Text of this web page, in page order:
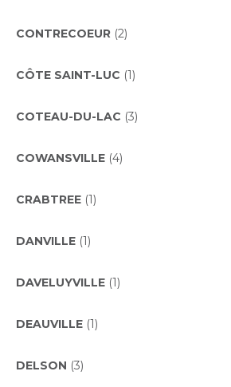
CONTRECOEUR (2)
CÔTE SAINT-LUC (1)
COTEAU-DU-LAC (3)
COWANSVILLE (4)
CRABTREE (1)
DANVILLE (1)
DAVELUYVILLE (1)
DEAUVILLE (1)
DELSON (3)